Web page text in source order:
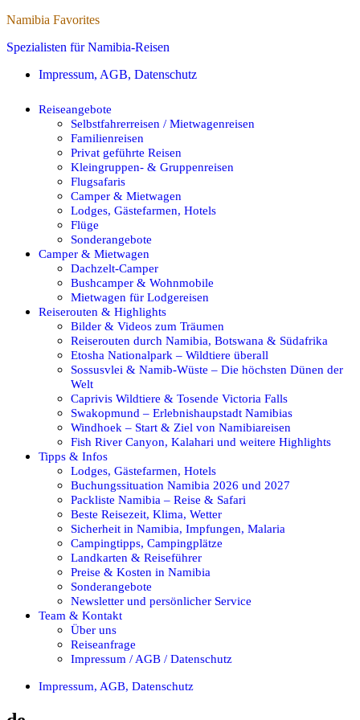
Namibia Favorites
Spezialisten für Namibia-Reisen
Impressum, AGB, Datenschutz
Reiseangebote
Selbstfahrerreisen / Mietwagenreisen
Familienreisen
Privat geführte Reisen
Kleingruppen- & Gruppenreisen
Flugsafaris
Camper & Mietwagen
Lodges, Gästefarmen, Hotels
Flüge
Sonderangebote
Camper & Mietwagen
Dachzelt-Camper
Bushcamper & Wohnmobile
Mietwagen für Lodgereisen
Reiserouten & Highlights
Bilder & Videos zum Träumen
Reiserouten durch Namibia, Botswana & Südafrika
Etosha Nationalpark – Wildtiere überall
Sossusvlei & Namib-Wüste – Die höchsten Dünen der
Welt
Caprivis Wildtiere & Tosende Victoria Falls
Swakopmund – Erlebnishaupstadt Namibias
Windhoek – Start & Ziel von Namibiareisen
Fish River Canyon, Kalahari und weitere Highlights
Tipps & Infos
Lodges, Gästefarmen, Hotels
Buchungssituation Namibia 2026 und 2027
Packliste Namibia – Reise & Safari
Beste Reisezeit, Klima, Wetter
Sicherheit in Namibia, Impfungen, Malaria
Campingtipps, Campingplätze
Landkarten & Reiseführer
Preise & Kosten in Namibia
Sonderangebote
Newsletter und persönlicher Service
Team & Kontakt
Über uns
Reiseanfrage
Impressum / AGB / Datenschutz
Impressum, AGB, Datenschutz